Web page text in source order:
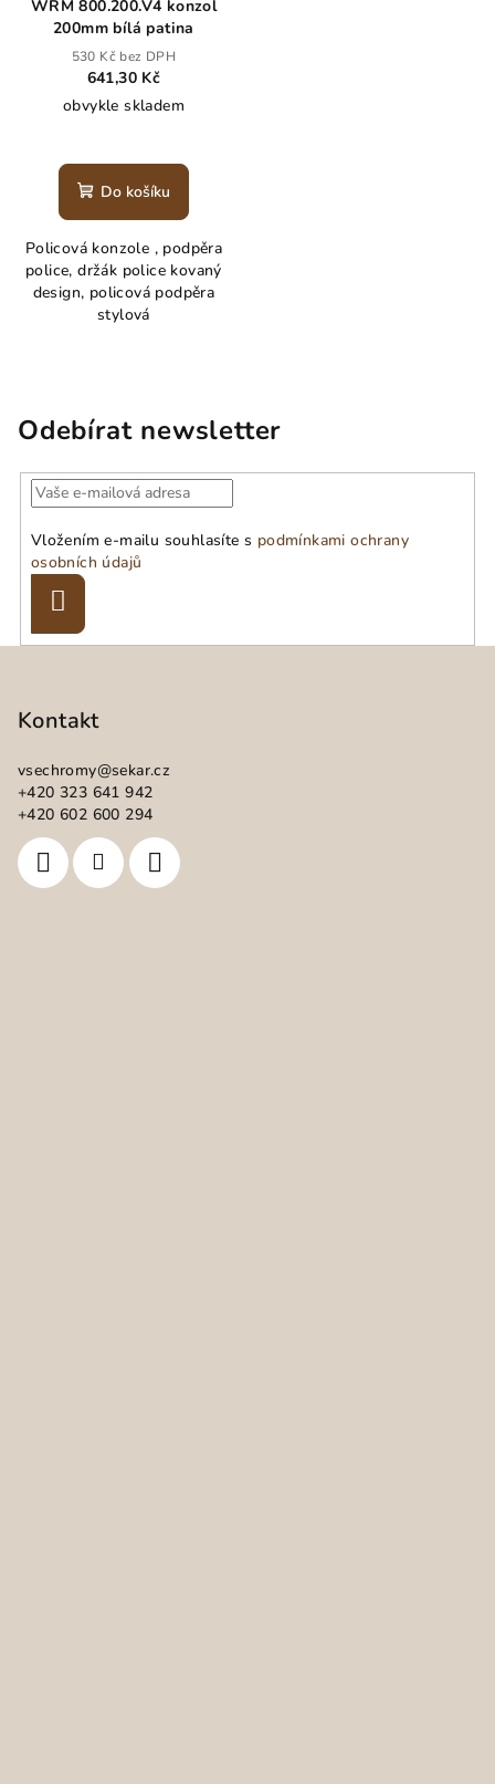
WRM 800.200.V4 konzol
200mm bílá patina
530 Kč bez DPH
641,30 Kč
obvykle skladem
Do košíku
Policová konzole , podpěra
police, držák police kovaný
design, policová podpěra
stylová
Odebírat newsletter
Vložením e-mailu souhlasíte s podmínkami ochrany
osobních údajů
Kontakt
vsechromy@sekar.cz
+420 323 641 942
+420 602 600 294